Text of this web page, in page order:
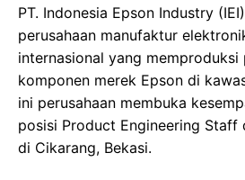
PT. Indonesia Epson Industry
perusahaan manufaktur
internasional yang memproduksi
komponen merek Epson di
ini perusahaan membuka
posisi Product Engineering Staff
di Cikarang, Bekasi.